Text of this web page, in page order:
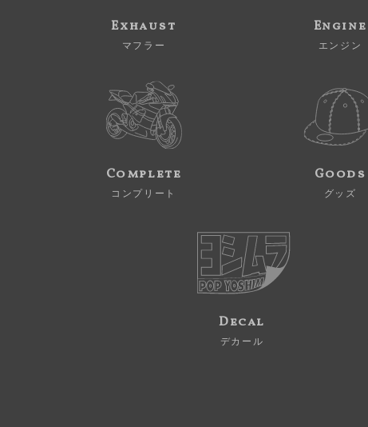
Exhaust
マフラー
Engine
エンジン
Complete
コンプリート
Goods
グッズ
Decal
デカール